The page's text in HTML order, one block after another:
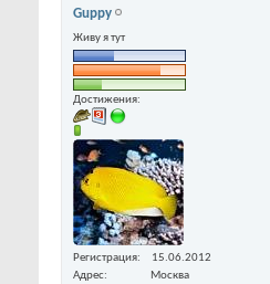
Guppy
Живу я тут
Достижения:
Регистрация
15.06.2012
Адрес
Москва